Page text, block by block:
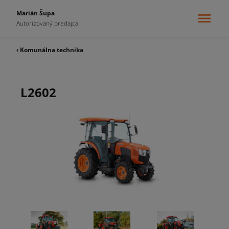
Marián Šupa
Autorizovaný predajca
‹ Komunálna technika
L2602